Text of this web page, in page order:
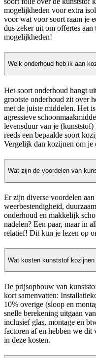
mogelijkheden voor extra
voor wat voor soort raam je
dus zeker uit om offertes
mogelijkheden!
Welk onderhoud heb ik aan
Het soort onderhoud hangt
grootste onderhoud zit over
met de juiste middelen. Het
agressieve
levensduur van je
reeds een bepaalde soort
Vergelijk dan kozijnen om je
Wat zijn de voordelen van
Er zijn diverse voordelen
weerbestendigheid,
onderhoud en makkelijk
nadelen? Een paar, maar in
relatief! Dit kun je lezen op
Wat kosten kunststof kozijnen
De prijsopbouw van
kort samenvatten:
10% overige (sloop en
snelle berekening uitgaan
inclusief glas, montage en
factoren af en hebben we dit
in deze kosten.